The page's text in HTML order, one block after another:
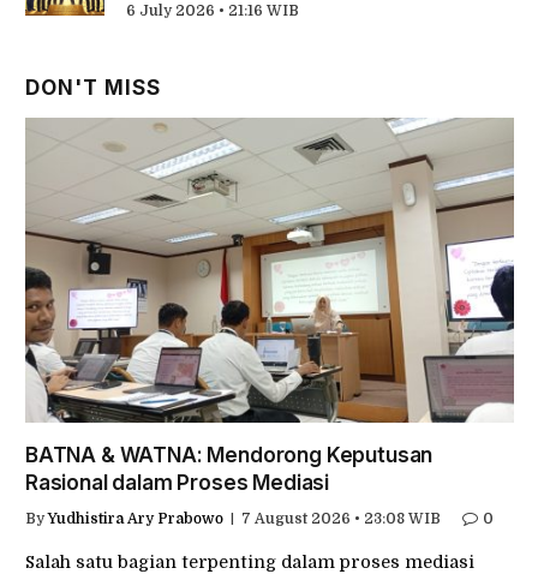
6 July 2026 • 21:16 WIB
DON'T MISS
BATNA & WATNA: Mendorong Keputusan
Rasional dalam Proses Mediasi
By Yudhistira Ary Prabowo 7 August 2026 • 23:08 WIB 0
Salah satu bagian terpenting dalam proses mediasi